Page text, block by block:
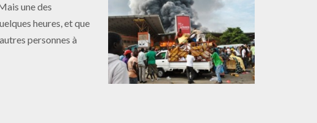
une des
heures, et que
personnes à